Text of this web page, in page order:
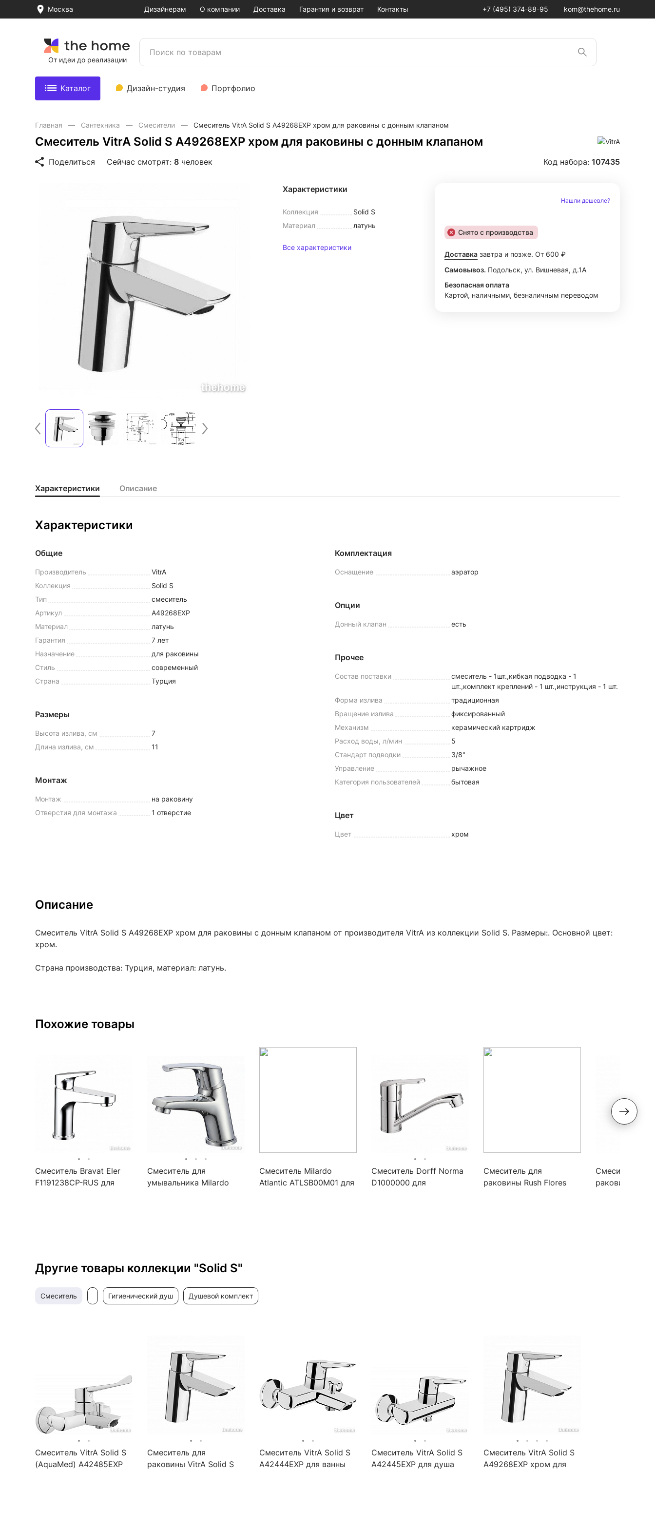
Москва Дизайнерам О компании Доставка Гарантия и возврат Контакты +7 (495) 374-88-95 kom@thehome.ru
От идеи до реализации
Каталог Дизайн-студия Портфолио
Главная Сантехника Смесители Смеситель VitrA Solid S A49268EXP хром для раковины с донным клапаном
Смеситель VitrA Solid S A49268EXP хром для раковины с донным клапаном
Поделиться Сейчас смотрят: 8 человек Код набора: 107435
Характеристики
Коллекция
Solid S
Материал
латунь
Все характеристики
Нашли дешевле?
Снято с производства
Доставка завтра и позже. От 600 ₽
Самовывоз. Подольск, ул. Вишневая, д.1А
Безопасная оплата
Картой, наличными, безналичным переводом
Характеристики Описание
Характеристики
Общие
Производитель
VitrA
Коллекция
Solid S
Тип
смеситель
Артикул
A49268EXP
Материал
латунь
Гарантия
7 лет
Назначение
для раковины
Стиль
современный
Страна
Турция
Размеры
Высота излива, см
7
Длина излива, см
11
Монтаж
Монтаж
на раковину
Отверстия для монтажа
1 отверстие
Комплектация
Оснащение аэратор
Опции
Донный клапан есть
Прочее
Состав поставки
смеситель - 1шт.,кибкая подводка - 1
шт.,комплект креплений - 1 шт.,инструкция - 1 шт.
Форма излива
традиционная
Вращение излива
фиксированный
Механизм
керамический картридж
Расход воды, л/мин
5
Стандарт подводки
3/8"
Управление
рычажное
Категория пользователей
бытовая
Цвет
Цвет хром
Описание
Смеситель VitrA Solid S A49268EXP хром для раковины с донным клапаном от производителя VitrA из коллекции Solid S. Размеры:. Основной цвет:
хром.
Страна производства: Турция, материал: латунь.
Похожие товары
Смеситель Bravat Eler
F1191238CP-RUS для
Смеситель для
умывальника Milardo
Смеситель Milardo
Atlantic ATLSB00M01 для
Смеситель Dorff Norma
D1000000 для
Смеситель для
раковины Rush Flores
Смеситель для
раковины
Другие товары коллекции "Solid S"
смеситель гигиенический душ душевой комплект
Смеситель VitrA Solid S
(AquaMed) A42485EXP
Смеситель для
раковины VitrA Solid S
Смеситель VitrA Solid S
A42444EXP для ванны
Смеситель VitrA Solid S
A42445EXP для душа
Смеситель VitrA Solid S
A49268EXP хром для